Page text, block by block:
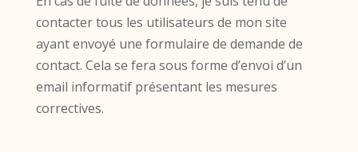
contacter tous les utilisateurs de mon site
ayant envoyé une formulaire de demande de
contact. Cela se fera sous forme d’envoi d’un
email informatif présentant les mesures
correctives.